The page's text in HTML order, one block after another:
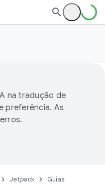
na tradução de
preferência. As
Jetpack Guias